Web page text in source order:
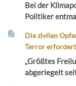
Bei der
Politiker
Die zivilen
Terror
„Größtes
abgeriegelt